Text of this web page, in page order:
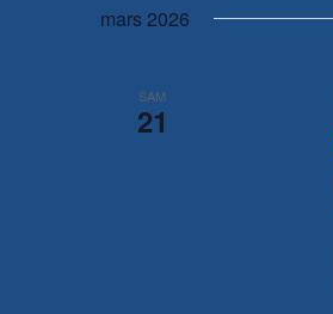
mars 2026
SAM
21